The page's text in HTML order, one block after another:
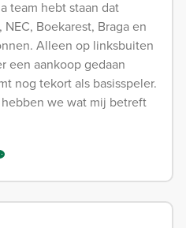
team hebt staan dat
Boekarest, Braga en
Alleen op linksbuiten
een aankoop gedaan
nog tekort als basisspeler.
we wat mij betreft